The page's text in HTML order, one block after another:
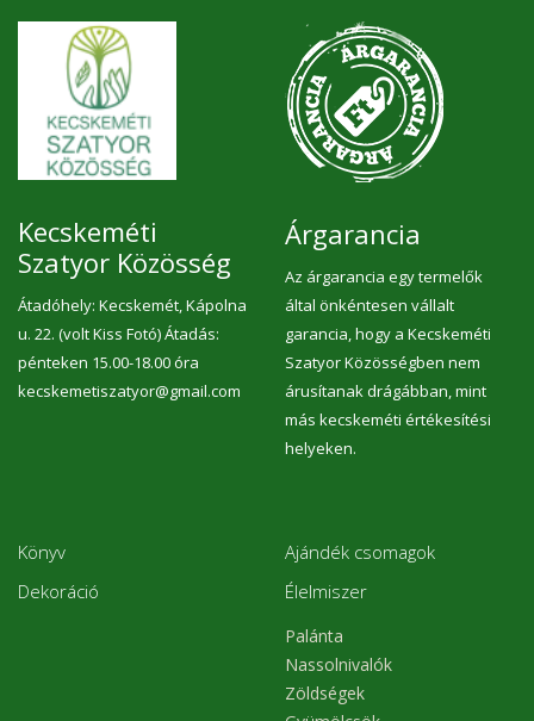
Kecskeméti
Szatyor Közösség
Átadóhely: Kecskemét, Kápolna
u. 22. (volt Kiss Fotó) Átadás:
pénteken 15.00-18.00 óra
kecskemetiszatyor@gmail.com
Árgarancia
Az árgarancia egy termelők
által önkéntesen vállalt
garancia, hogy a Kecskeméti
Szatyor Közösségben nem
árusítanak drágábban, mint
más kecskeméti értékesítési
helyeken.
Könyv
Dekoráció
Ajándék csomagok
Élelmiszer
Palánta
Nassolnivalók
Zöldségek